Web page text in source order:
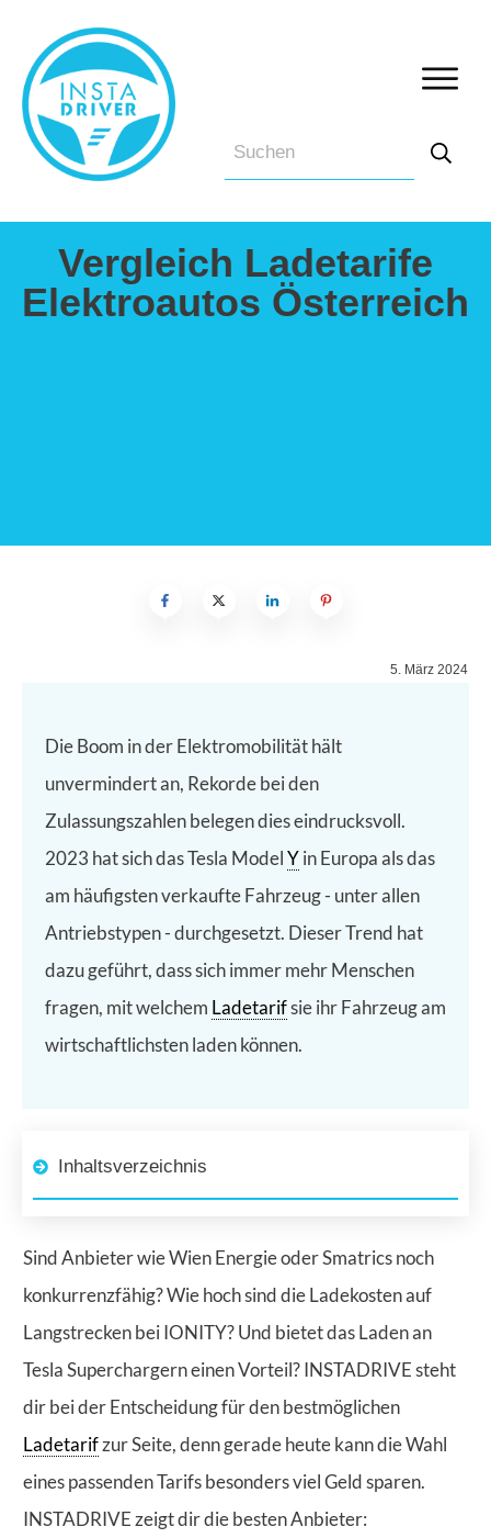
Vergleich Ladetarife
Elektroautos Österreich
5. März 2024
Die Boom in der Elektromobilität hält
unvermindert an, Rekorde bei den
Zulassungszahlen belegen dies eindrucksvoll.
2023 hat sich das Tesla ModelYin Europa als das
am häufigsten verkaufte Fahrzeug - unter allen
Antriebstypen - durchgesetzt. Dieser Trend hat
dazu geführt, dass sich immer mehr Menschen
fragen, mit welchem Ladetarifsie ihr Fahrzeug am
wirtschaftlichsten laden können.
Inhaltsverzeichnis
Sind Anbieter wie Wien Energie oder Smatrics noch
konkurrenzfähig? Wie hoch sind die Ladekosten auf
Langstrecken bei IONITY? Und bietet das Laden an
Tesla Superchargern einen Vorteil? INSTADRIVE steht
dir bei der Entscheidung für den bestmöglichen
Ladetarifzur Seite, denn gerade heute kann die Wahl
eines passenden Tarifs besonders viel Geld sparen.
INSTADRIVE zeigt dir die besten Anbieter: